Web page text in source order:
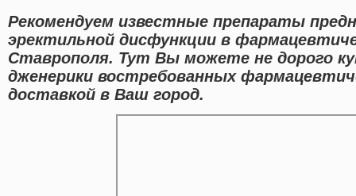
Рекомендуем известные препараты
эректильной дисфункции в
Ставрополя. Тут Вы можете не дорого
дженерики востребованных
доставкой в Ваш город.